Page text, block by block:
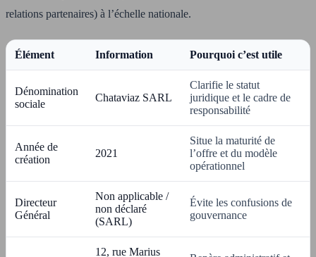
relations partenaires) à l’échelle nationale.
Élément Information Pourquoi c’est utile
Dénomination
sociale
Chataviaz SARL
Clarifie le statut
juridique et le cadre de
responsabilité
Année de
création
2021
Situe la maturité de
l’offre et du modèle
opérationnel
Directeur
Général
Non applicable /
non déclaré
(SARL)
Évite les confusions de
gouvernance
12, rue Marius